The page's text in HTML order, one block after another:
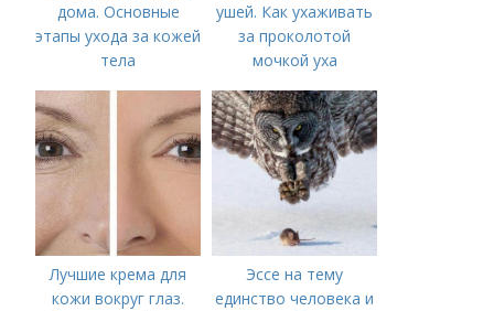
дома. Основные
этапы ухода за кожей
тела
ушей. Как ухаживать
за проколотой
мочкой уха
Лучшие крема для
кожи вокруг глаз.
Эссе на тему
единство человека и